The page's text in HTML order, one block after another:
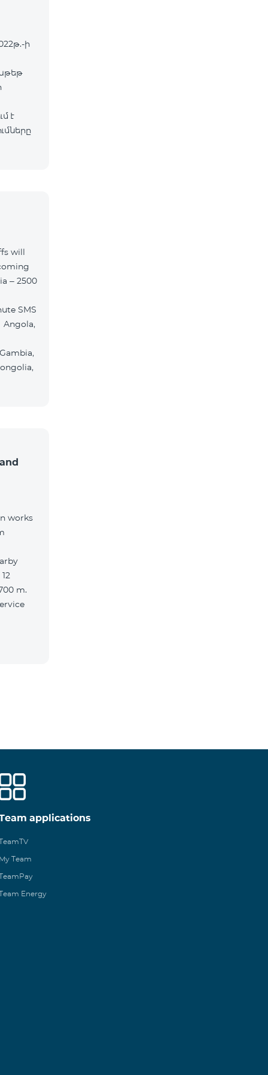
ի
է
will
– 2500
SMS
Angola,
works
applications
Team
Energy